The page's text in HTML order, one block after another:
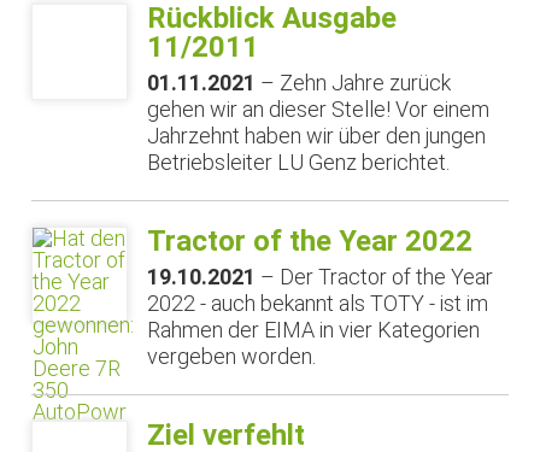
Rückblick Ausgabe
11/2011
01.11.2021 – Zehn Jahre zurück
gehen wir an dieser Stelle! Vor einem
Jahrzehnt haben wir über den jungen
Betriebsleiter LU Genz berichtet.
Tractor of the Year 2022
19.10.2021 – Der Tractor of the Year
2022 - auch bekannt als TOTY - ist im
Rahmen der EIMA in vier Kategorien
vergeben worden.
Ziel verfehlt